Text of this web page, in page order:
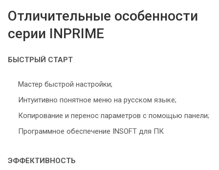
Отличительные особенности
серии INPRIME
БЫСТРЫЙ СТАРТ
Мастер быстрой настройки;
Интуитивно понятное меню на русском языке;
Копирование и перенос параметров с помощью панели;
Программное обеспечение INSOFT для ПК
ЭФФЕКТИВНОСТЬ